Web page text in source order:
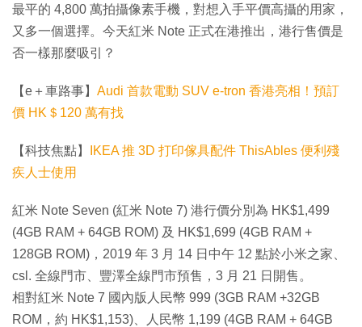
最平的 4,800 萬拍攝像素手機，對想入手平價高攝的用家，
又多一個選擇。今天紅米 Note 正式在港推出，港行售價是
否一樣那麼吸引？
【e＋車路事】 Audi 首款電動 SUV e-tron 香港亮相！預訂
價 HK＄120 萬有找
【科技焦點】
IKEA 推 3D 打印傢具配件 ThisAbles 便利殘
疾人士使用
紅米 Note Seven (紅米 Note 7) 港行價分別為 HK$1,499
(4GB RAM + 64GB ROM) 及 HK$1,699 (4GB RAM +
128GB ROM)，2019 年 3 月 14 日中午 12 點於小米之家、
csl. 全線門市、豐澤全線門市預售，3 月 21 日開售。
相對紅米 Note 7 國內版人民幣 999 (3GB RAM +32GB
ROM，約 HK$1,153)、人民幣 1,199 (4GB RAM + 64GB